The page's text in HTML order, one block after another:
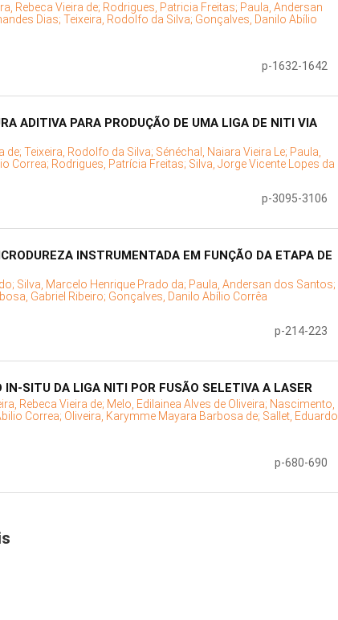
Rebeca Vieira de; Rodrigues, Patricia Freitas; Paula, Andersan
Dias; Teixeira, Rodolfo da Silva; Gonçalves, Danilo Abílio
p-1632-1642
ADITIVA PARA PRODUÇÃO DE UMA LIGA DE NITI VIA
de; Teixeira, Rodolfo da Silva; Sénéchal, Naiara Vieira Le; Paula,
Correa; Rodrigues, Patrícia Freitas; Silva, Jorge Vicente Lopes da
p-3095-3106
INSTRUMENTADA EM FUNÇÃO DA ETAPA DE
Silva, Marcelo Henrique Prado da; Paula, Andersan dos Santos;
Gabriel Ribeiro; Gonçalves, Danilo Abílio Corrêa
p-214-223
IN-SITU DA LIGA NITI POR FUSÃO SELETIVA A LASER
Rebeca Vieira de; Melo, Edilainea Alves de Oliveira; Nascimento,
Correa; Oliveira, Karymme Mayara Barbosa de; Sallet, Eduardo
p-680-690